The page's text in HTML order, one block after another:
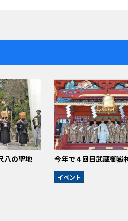
八の聖地
今年で４回目武蔵御嶽
イベント